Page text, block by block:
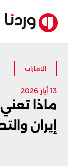
الامارات
13 أيار 2026
ماذا
إيران